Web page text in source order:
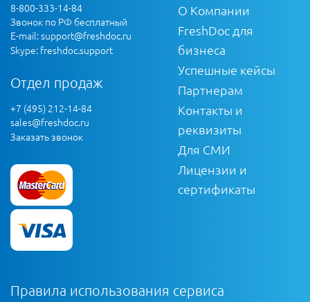
8-800-333-14-84
Звонок по РФ бесплатный
E-mail:support@freshdoc.ru
Skype: freshdoc.support
Отдел продаж
+7 (495) 212-14-84
sales@freshdoc.ru
Заказать звонок
О Компании
FreshDoc для
бизнеса
Успешные кейсы
Партнерам
Контакты и
реквизиты
Для СМИ
Лицензии и
сертификаты
Правила использования сервиса